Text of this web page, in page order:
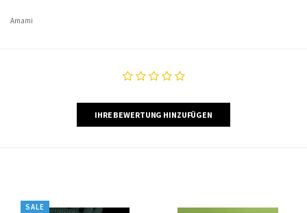
Amami
IHRE BEWERTUNG HINZUFÜGEN
SALE